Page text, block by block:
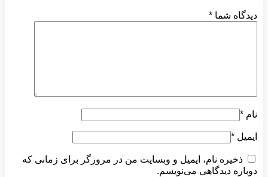
دیدگاه شما *
نام *
ایمیل *
ذخیره نام، ایمیل و وبسایت من در مرورگر برای زمانی که
دوباره دیدگاهی می‌نویسم.